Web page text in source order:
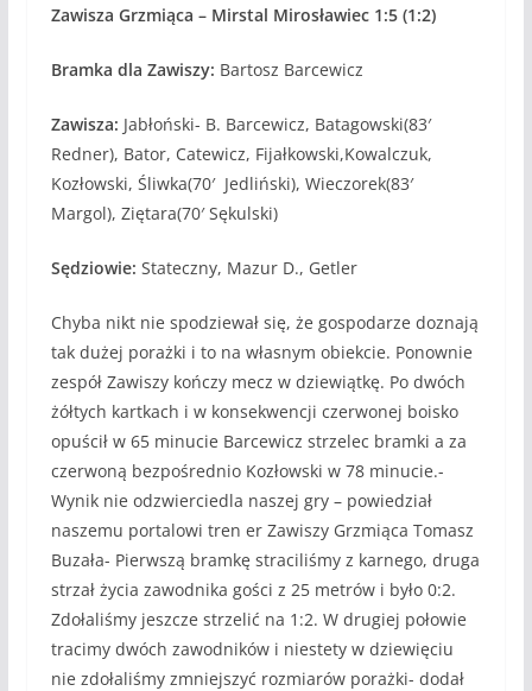
Zawisza Grzmiąca – Mirstal Mirosławiec 1:5 (1:2)
Bramka dla Zawiszy: Bartosz Barcewicz
Zawisza: Jabłoński- B. Barcewicz, Batagowski(83′
Redner), Bator, Catewicz, Fijałkowski,Kowalczuk,
Kozłowski, Śliwka(70′ Jedliński), Wieczorek(83′
Margol), Ziętara(70′ Sękulski)
Sędziowie: Stateczny, Mazur D., Getler
Chyba nikt nie spodziewał się, że gospodarze doznają
tak dużej porażki i to na własnym obiekcie. Ponownie
zespół Zawiszy kończy mecz w dziewiątkę. Po dwóch
żółtych kartkach i w konsekwencji czerwonej boisko
opuścił w 65 minucie Barcewicz strzelec bramki a za
czerwoną bezpośrednio Kozłowski w 78 minucie.-
Wynik nie odzwierciedla naszej gry – powiedział
naszemu portalowi tren er Zawiszy Grzmiąca Tomasz
Buzała- Pierwszą bramkę straciliśmy z karnego, druga
strzał życia zawodnika gości z 25 metrów i było 0:2.
Zdołaliśmy jeszcze strzelić na 1:2. W drugiej połowie
tracimy dwóch zawodników i niestety w dziewięciu
nie zdołaliśmy zmniejszyć rozmiarów porażki- dodał